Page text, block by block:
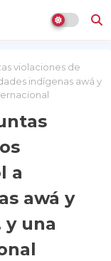
violaciones de
indígenas awá y
a
awá y
y una